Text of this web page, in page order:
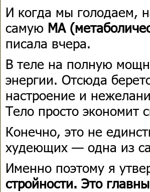
И когда мы голодаем,
самую МА
писала вчера.
В теле на полную
энергии. Отсюда
настроение и
Тело просто экономит
Конечно, это не
худеющих — одна из
Именно поэтому я
стройности. Это